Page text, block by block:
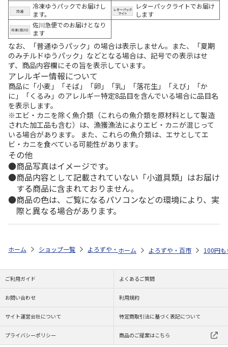
冷凍ゆうパックでお届けし
ます。
レターパックライトでお届け
します
佐川急便でのお届けとなり
ます
なお、「普通ゆうパック」の場合は表示しません。また、「夏期
のみチルドゆうパック」などとなる場合は、記号での表示はせ
ず、商品内容欄にその旨を表示しています。
アレルギー情報について
商品に「小麦」「そば」「卵」「乳」「落花生」「えび」「か
に」「くるみ」のアレルギー特定8品目を含んでいる場合に品目名
を表示します。
※エビ・カニを除く魚介類（これらの魚介類を原材料として製造
された加工品も含む）は、漁獲漁法によりエビ・カニが混じって
いる場合があります。 また、これらの魚介類は、エサとしてエ
ビ・カニを食べている可能性があります。
その他
商品写真はイメージです。
商品内容として記載されていない「小道具類」はお届け
する商品に含まれておりません。
商品の色は、ご覧になるパソコンなどの環境により、実
際と異なる場合があります。
ホーム ショップ一覧 よろずや・百市 ＣＯＣＯＳＯＲＡ スマート
ホーム よろずや・百市 100円
ご利用ガイド よくあるご質問
お問い合わせ 利用規約
サイト運営会社について 特定商取引法に基づく表記について
プライバシーポリシー 商品のご提案はこちら